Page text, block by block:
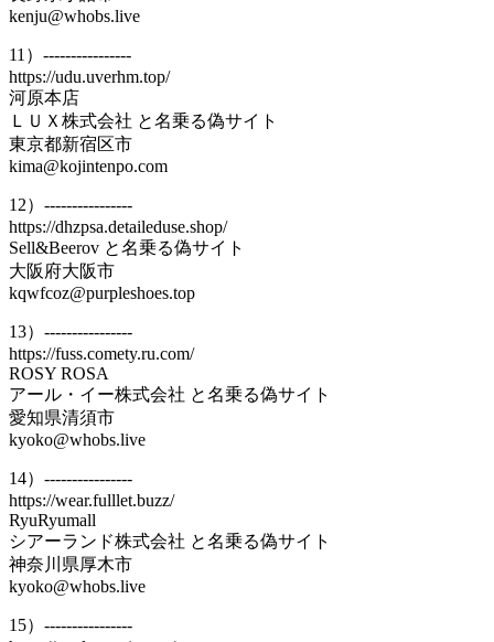
kenju@whobs.live
11）----------------
https://udu.uverhm.top/
河原本店
ＬＵＸ株式会社 と名乗る偽サイト
東京都新宿区市
kima@kojintenpo.com
12）----------------
https://dhzpsa.detaileduse.shop/
Sell&Beerov と名乗る偽サイト
大阪府大阪市
kqwfcoz@purpleshoes.top
13）----------------
https://fuss.comety.ru.com/
ROSY ROSA
アール・イー株式会社 と名乗る偽サイト
愛知県清須市
kyoko@whobs.live
14）----------------
https://wear.fulllet.buzz/
RyuRyumall
シアーランド株式会社 と名乗る偽サイト
神奈川県厚木市
kyoko@whobs.live
15）----------------